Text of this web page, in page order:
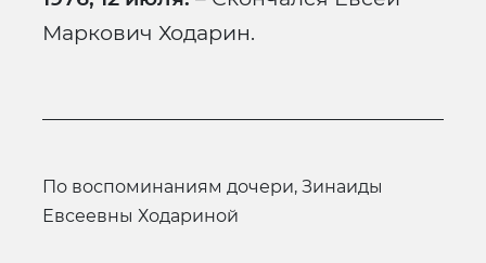
Маркович Ходарин.
по воспоминаниям дочери, Зинаиды
Евсеевны Ходариной